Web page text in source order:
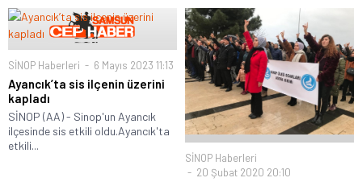
SİNOP Haberleri 6 Mayıs 2023 11:13
Ayancık’ta sis ilçenin üzerini
kapladı
SİNOP (AA) - Sinop'un Ayancık
ilçesinde sis etkili oldu.Ayancık'ta
etkili...
SİNOP Haberleri
20 Şubat 2020 20:10